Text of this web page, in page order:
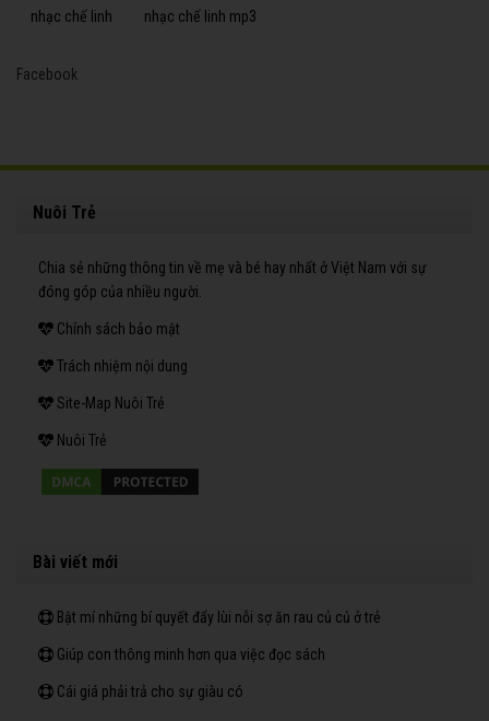
nhạc chế linh nhạc chế linh mp3
Facebook
Nuôi Trẻ
Chia sẻ những thông tin về mẹ và bé hay nhất ở Việt Nam với sự
đóng góp của nhiều người.
Chính sách bảo mật
Trách nhiệm nội dung
Site-Map Nuôi Trẻ
Nuôi Trẻ
Bài viết mới
Bật mí những bí quyết đẩy lùi nỗi sợ ăn rau củ củ ở trẻ
Giúp con thông minh hơn qua việc đọc sách
Cái giá phải trả cho sự giàu có